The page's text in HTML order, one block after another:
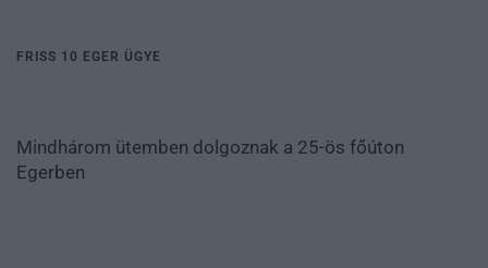
FRISS 10 EGER ÜGYE
Mindhárom ütemben dolgoznak a 25-ös főúton
Egerben